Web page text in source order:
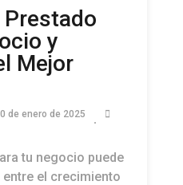
y
Mejor
de enero de 2025
tu negocio puede
el crecimiento